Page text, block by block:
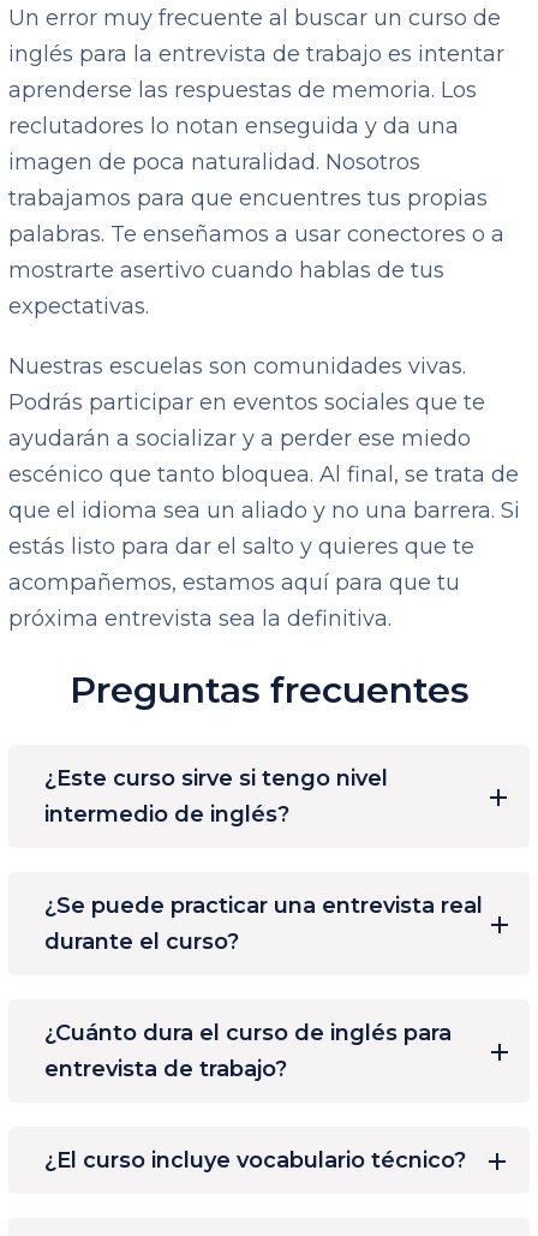
Un error muy frecuente al buscar un curso de
inglés para la entrevista de trabajo es intentar
aprenderse las respuestas de memoria. Los
reclutadores lo notan enseguida y da una
imagen de poca naturalidad. Nosotros
trabajamos para que encuentres tus propias
palabras. Te enseñamos a usar conectores o a
mostrarte asertivo cuando hablas de tus
expectativas.
Nuestras escuelas son comunidades vivas.
Podrás participar en eventos sociales que te
ayudarán a socializar y a perder ese miedo
escénico que tanto bloquea. Al final, se trata de
que el idioma sea un aliado y no una barrera. Si
estás listo para dar el salto y quieres que te
acompañemos, estamos aquí para que tu
próxima entrevista sea la definitiva.
Preguntas frecuentes
¿Este curso sirve si tengo nivel
intermedio de inglés?
¿Se puede practicar una entrevista real
durante el curso?
¿Cuánto dura el curso de inglés para
entrevista de trabajo?
¿El curso incluye vocabulario técnico?